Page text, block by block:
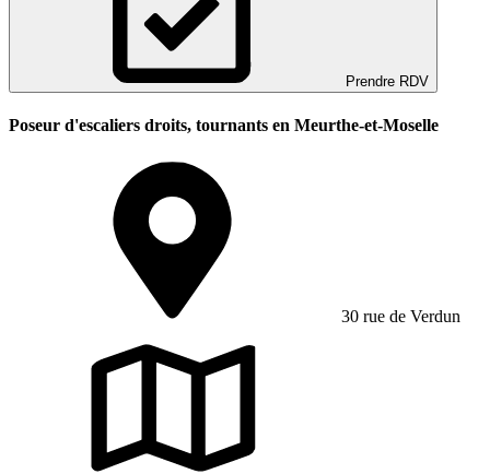
Prendre RDV
Poseur d'escaliers droits, tournants en Meurthe-et-Moselle
30 rue de Verdun